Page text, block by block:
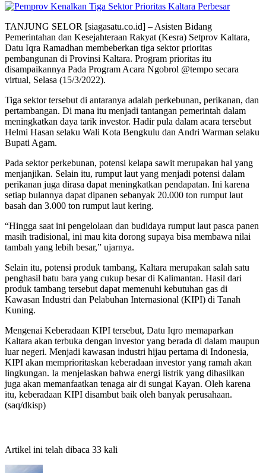
Perbesar
TANJUNG SELOR [siagasatu.co.id] – Asisten Bidang
Pemerintahan dan Kesejahteraan Rakyat (Kesra) Setprov Kaltara,
Datu Iqra Ramadhan membeberkan tiga sektor prioritas
pembangunan di Provinsi Kaltara. Program prioritas itu
disampaikannya Pada Program Acara Ngobrol @tempo secara
virtual, Selasa (15/3/2022).
Tiga sektor tersebut di antaranya adalah perkebunan, perikanan, dan
pertambangan. Di mana itu menjadi tantangan pemerintah dalam
meningkatkan daya tarik investor. Hadir pula dalam acara tersebut
Helmi Hasan selaku Wali Kota Bengkulu dan Andri Warman selaku
Bupati Agam.
Pada sektor perkebunan, potensi kelapa sawit merupakan hal yang
menjanjikan. Selain itu, rumput laut yang menjadi potensi dalam
perikanan juga dirasa dapat meningkatkan pendapatan. Ini karena
setiap bulannya dapat dipanen sebanyak 20.000 ton rumput laut
basah dan 3.000 ton rumput laut kering.
“Hingga saat ini pengelolaan dan budidaya rumput laut pasca panen
masih tradisional, ini mau kita dorong supaya bisa membawa nilai
tambah yang lebih besar,” ujarnya.
Selain itu, potensi produk tambang, Kaltara merupakan salah satu
penghasil batu bara yang cukup besar di Kalimantan. Hasil dari
produk tambang tersebut dapat memenuhi kebutuhan gas di
Kawasan Industri dan Pelabuhan Internasional (KIPI) di Tanah
Kuning.
Mengenai Keberadaan KIPI tersebut, Datu Iqro memaparkan
Kaltara akan terbuka dengan investor yang berada di dalam maupun
luar negeri. Menjadi kawasan industri hijau pertama di Indonesia,
KIPI akan memprioritaskan keberadaan investor yang ramah akan
lingkungan. Ia menjelaskan bahwa energi listrik yang dihasilkan
juga akan memanfaatkan tenaga air di sungai Kayan. Oleh karena
itu, keberadaan KIPI disambut baik oleh banyak perusahaan.
(saq/dkisp)
Artikel ini telah dibaca 33 kali